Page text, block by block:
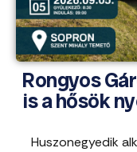
Rongyos
is a hősök
Huszonegyedik